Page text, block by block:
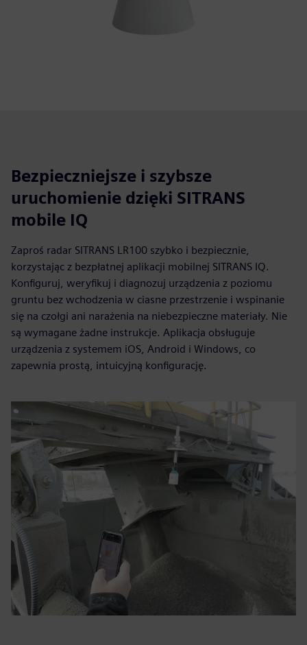
Bezpieczniejsze i szybsze
uruchomienie dzięki SITRANS
mobile IQ
Zaproś radar SITRANS LR100 szybko i bezpiecznie,
korzystając z bezpłatnej aplikacji mobilnej SITRANS IQ.
Konfiguruj, weryfikuj i diagnozuj urządzenia z poziomu
gruntu bez wchodzenia w ciasne przestrzenie i wspinanie
się na czołgi ani narażenia na niebezpieczne materiały. Nie
są wymagane żadne instrukcje. Aplikacja obsługuje
urządzenia z systemem iOS, Android i Windows, co
zapewnia prostą, intuicyjną konfigurację.